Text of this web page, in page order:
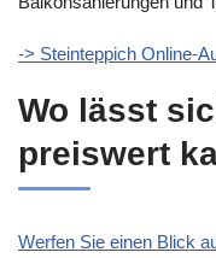
-> Steinteppich Online-
Wo lässt
preiswert
Werfen Sie einen Blick